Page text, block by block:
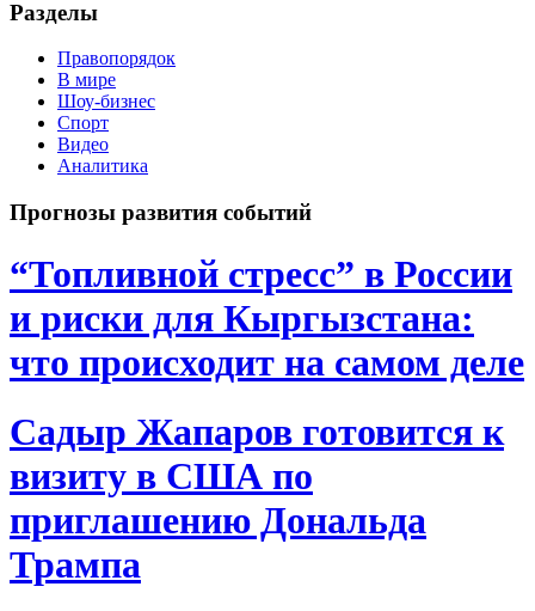
Разделы
Правопорядок
В мире
Шоу-бизнес
Спорт
Видео
Аналитика
Прогнозы развития событий
“Топливной стресс” в России
и риски для Кыргызстана:
что происходит на самом деле
Садыр Жапаров готовится к
визиту в США по
приглашению Дональда
Трампа